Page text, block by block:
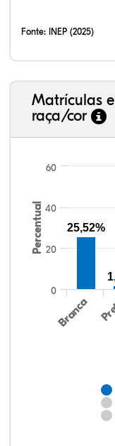
Fonte: INEP (2025)
Matrículas
raça/cor
Percentual
Branca
0
20
40
60
25,52%
51,02%
1,02%
0,20%
35,04%
11,27%
1,43%
38,40%
3,47%
0,13%
50,15%
2,37%
5,48%